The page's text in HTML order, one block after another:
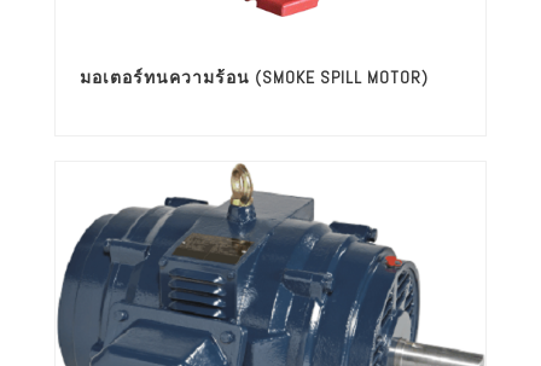
มอเตอร์ทนความร้อน (SMOKE SPILL MOTOR)